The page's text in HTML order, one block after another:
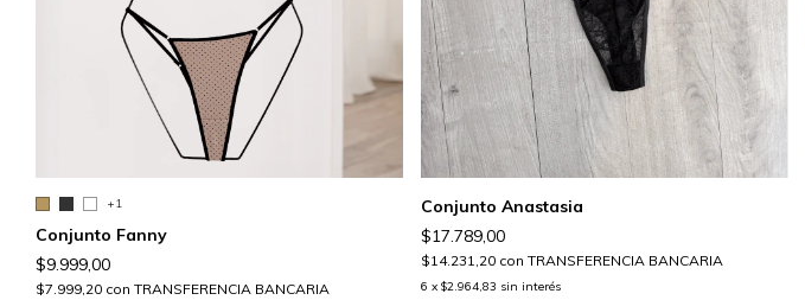
+1
Conjunto Fanny
$9.999,00
$7.999,20 con TRANSFERENCIA BANCARIA
Conjunto Anastasia
$17.789,00
$14.231,20 con TRANSFERENCIA BANCARIA
6 x $2.964,83 sin interés